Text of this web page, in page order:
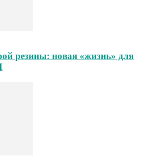
резины: новая «жизнь» для